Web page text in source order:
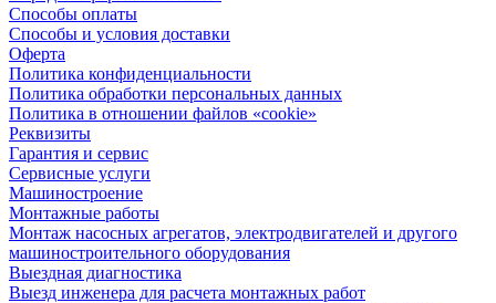
Способы оплаты
Способы и условия доставки
Оферта
Политика конфиденциальности
Политика обработки персональных данных
Политика в отношении файлов «cookie»
Реквизиты
Гарантия и сервис
Сервисные услуги
Машиностроение
Монтажные работы
Монтаж насосных агрегатов, электродвигателей и другого
машиностроительного оборудования
Выездная диагностика
Выезд инженера для расчета монтажных работ